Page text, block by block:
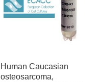
Human Caucasian
osteosarcoma,